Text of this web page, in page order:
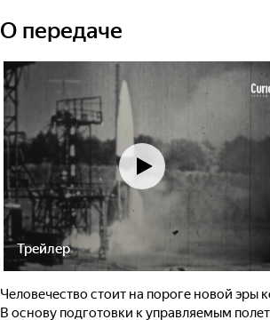
О передаче
Трейлер
Человечество стоит на пороге новой
В основу подготовки к управляемым